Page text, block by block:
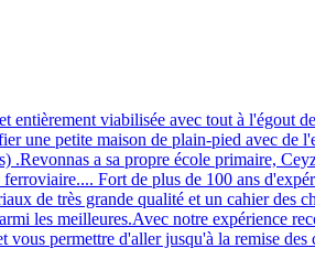
viabilisée avec tout à l'égout
une petite maison de plain-pied avec de
a sa propre école primaire,
Fort de plus de 100 ans
de très grande qualité et un cahier des
les meilleures.Avec notre expérience
permettre d'aller jusqu'à la remise